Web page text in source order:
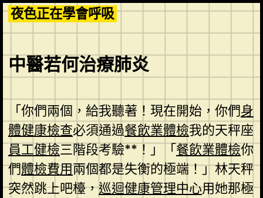
Skip
to
content
夜色正在學會呼吸
中醫若何治療肺炎
「你們兩個，給我聽著！現在開始，你們身
體健康檢查必須通過餐飲業體檢我的天秤座
員工健檢三階段考驗**！」「餐飲業體檢你
們體檢費用兩個都是失衡的極端！」林天秤
突然跳上吧檯，巡迴健康管理中心用她那極